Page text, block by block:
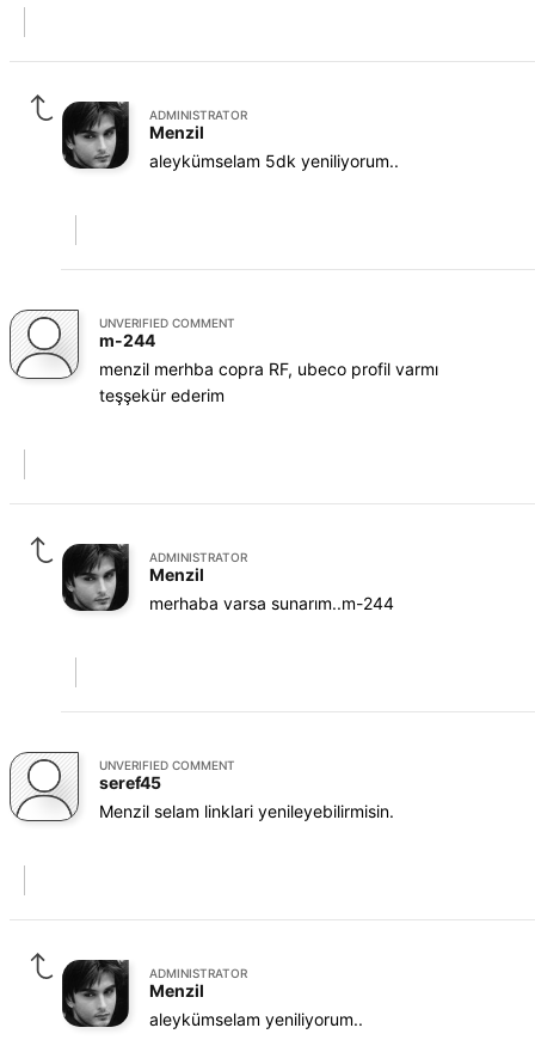
ADMINISTRATOR
Menzil
aleykümselam 5dk yeniliyorum..
UNVERIFIED COMMENT
m-244
menzil merhba copra RF, ubeco profil varmı
teşşekür ederim
ADMINISTRATOR
Menzil
merhaba varsa sunarım..m-244
UNVERIFIED COMMENT
seref45
Menzil selam linklari yenileyebilirmisin.
ADMINISTRATOR
Menzil
aleykümselam yeniliyorum..